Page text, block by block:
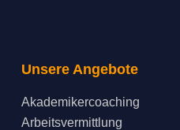
Unsere Angebote
Akademikercoaching
Arbeitsvermittlung